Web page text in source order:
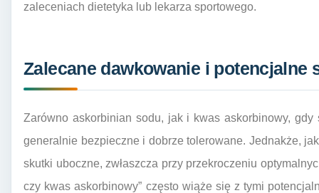
zaleceniach dietetyka lub lekarza sportowego.
Zalecane dawkowanie i potencjalne
Zarówno askorbinian sodu, jak i kwas askorbinowy,
generalnie bezpieczne i dobrze tolerowane. Jednakże,
skutki uboczne, zwłaszcza przy przekroczeniu
czy kwas askorbinowy” często wiąże się z tymi